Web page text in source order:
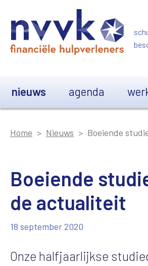
nieuws agenda
Home Nieuws Boeiende
Boeiende
de actualiteit
18 september 2020
Onze halfjaarlijkse